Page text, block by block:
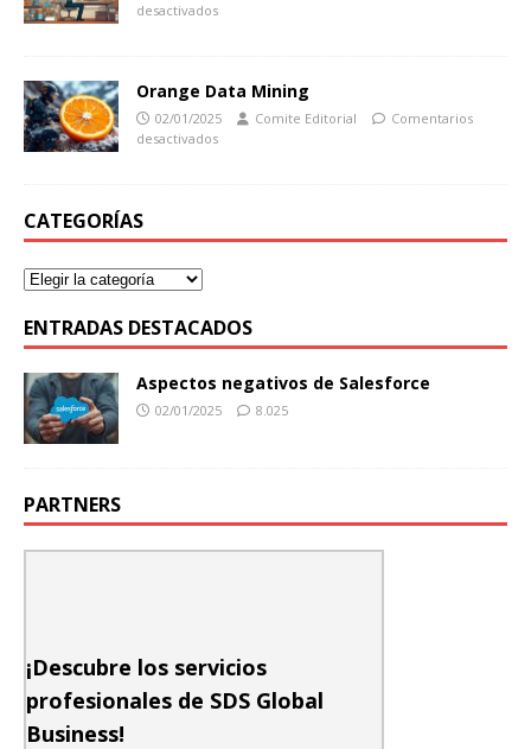
desactivados
Orange Data Mining
02/01/2025 Comite Editorial
Comentarios
desactivados
CATEGORÍAS
ENTRADAS DESTACADOS
Aspectos negativos de Salesforce
02/01/2025 8.025
PARTNERS
¡Descubre los servicios
profesionales de SDS Global
Business!